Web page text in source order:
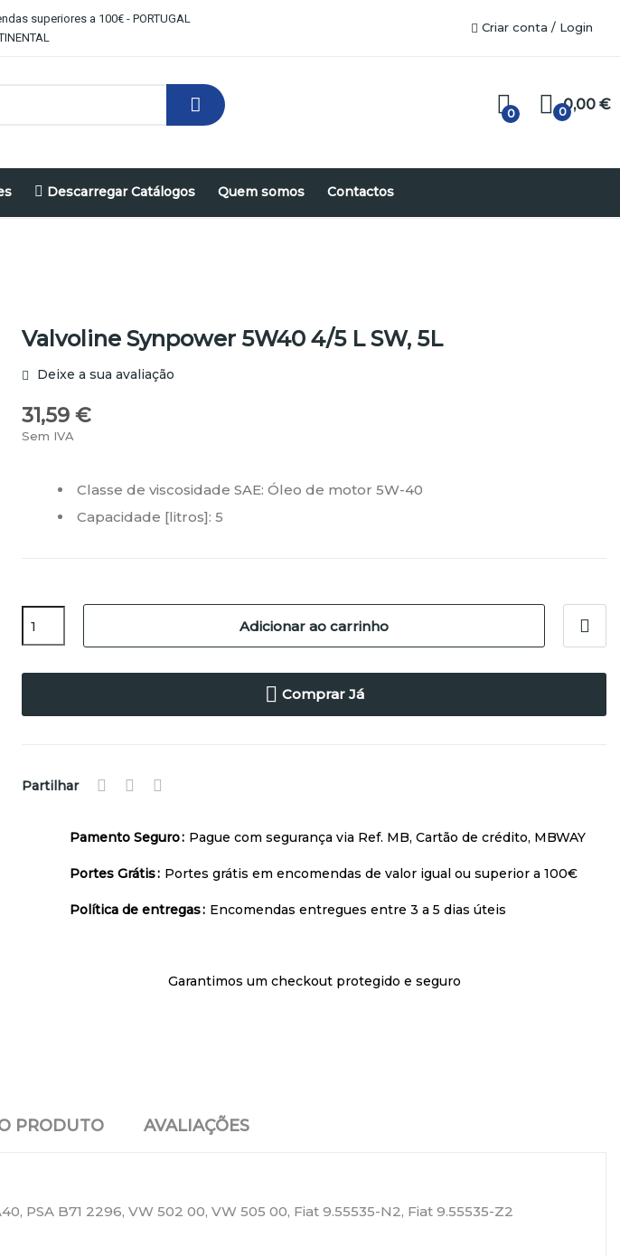
superiores a 100€ - PORTUGAL
Criar conta / Login
0
0,00 €
0
Descarregar Catálogos Quem somos Contactos
Valvoline Synpower 5W40 4/5 L SW, 5L
Deixe a sua avaliação
31,59 €
Sem IVA
Classe de viscosidade SAE: Óleo de motor 5W-40
Capacidade [litros]: 5
Adicionar ao carrinho
Comprar Já
Partilhar
Pamento Seguro Pague com segurança via Ref. MB, Cartão de crédito, MBWAY
Portes Grátis Portes grátis em encomendas de valor igual ou superior a 100€
Política de entregas Encomendas entregues entre 3 a 5 dias úteis
Garantimos um checkout protegido e seguro
PRODUTO AVALIAÇÕES
PSA B71 2296, VW 502 00, VW 505 00, Fiat 9.55535-N2, Fiat 9.55535-Z2